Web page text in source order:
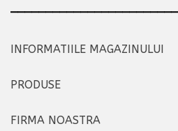
INFORMATIILE MAGAZINULUI
PRODUSE
FIRMA NOASTRA